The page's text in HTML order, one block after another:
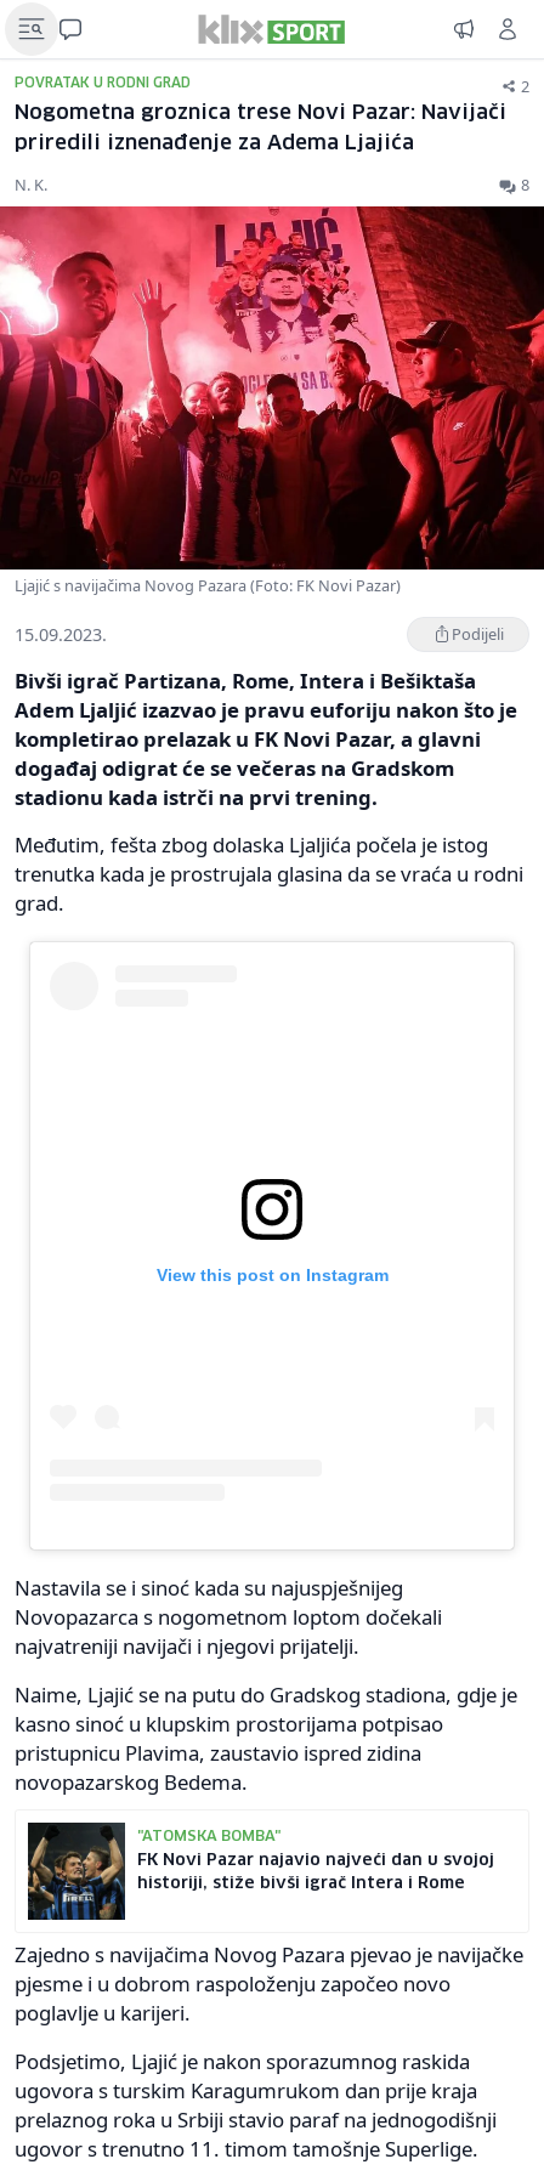
POVRATAK U RODNI GRAD 2
Nogometna groznica trese Novi Pazar: Navijači
priredili iznenađenje za Adema Ljajića
N. K. 8
Ljajić s navijačima Novog Pazara (Foto: FK Novi Pazar)
15.09.2023. Podijeli
Bivši igrač Partizana, Rome, Intera i Bešiktaša
Adem Ljaljić izazvao je pravu euforiju nakon što je
kompletirao prelazak u FK Novi Pazar, a glavni
događaj odigrat će se večeras na Gradskom
stadionu kada istrči na prvi trening.
Međutim, fešta zbog dolaska Ljaljića počela je istog
trenutka kada je prostrujala glasina da se vraća u rodni
grad.
View this post on Instagram
Nastavila se i sinoć kada su najuspješnijeg
Novopazarca s nogometnom loptom dočekali
najvatreniji navijači i njegovi prijatelji.
Naime, Ljajić se na putu do Gradskog stadiona, gdje je
kasno sinoć u klupskim prostorijama potpisao
pristupnicu Plavima, zaustavio ispred zidina
novopazarskog Bedema.
"ATOMSKA BOMBA"
FK Novi Pazar najavio najveći dan u svojoj
historiji, stiže bivši igrač Intera i Rome
Zajedno s navijačima Novog Pazara pjevao je navijačke
pjesme i u dobrom raspoloženju započeo novo
poglavlje u karijeri.
Podsjetimo, Ljajić je nakon sporazumnog raskida
ugovora s turskim Karagumrukom dan prije kraja
prelaznog roka u Srbiji stavio paraf na jednogodišnji
ugovor s trenutno 11. timom tamošnje Superlige.